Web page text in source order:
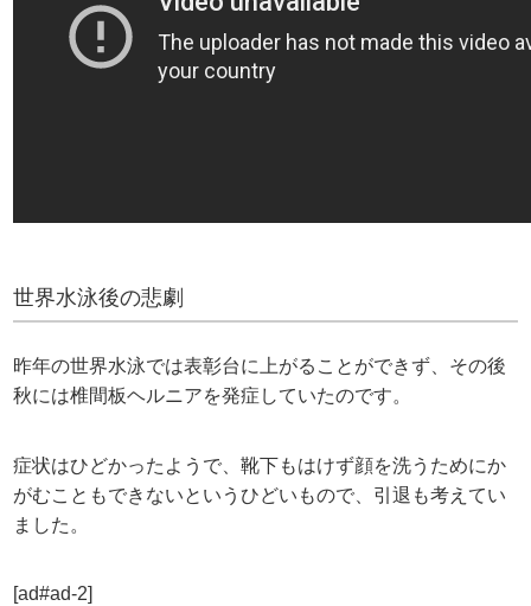
世界水泳後の悲劇
昨年の世界水泳では表彰台に上がることができず、その後
秋には椎間板ヘルニアを発症していたのです。
症状はひどかったようで、靴下もはけず顔を洗うためにか
がむこともできないというひどいもので、引退も考えてい
ました。
[ad#ad-2]